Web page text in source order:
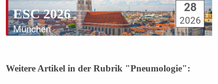
ESC 2026
München
28
2026
Weitere Artikel in der Rubrik "Pneumologie":